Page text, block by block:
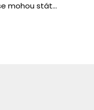
mohou stát...